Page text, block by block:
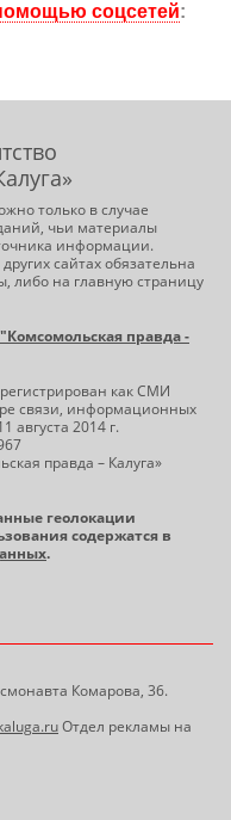
соцсетей:
только в случае
чьи материалы
информации.
сайтах обязательна
либо на главную страницу
правда -
как СМИ
связи, информационных
августа 2014 г.
правда – Калуга»
геолокации
содержатся в
.
Комарова, 36.
Отдел рекламы на